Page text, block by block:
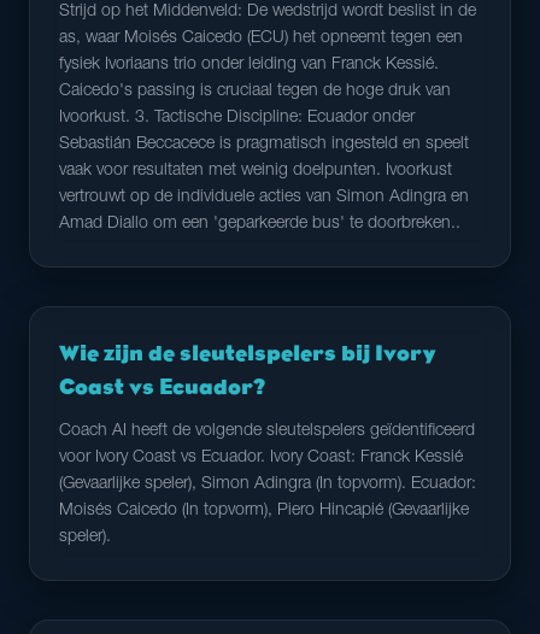
Strijd op het Middenveld: De wedstrijd wordt beslist in de
as, waar Moisés Caicedo (ECU) het opneemt tegen een
fysiek Ivoriaans trio onder leiding van Franck Kessié.
Caicedo's passing is cruciaal tegen de hoge druk van
Ivoorkust. 3. Tactische Discipline: Ecuador onder
Sebastián Beccacece is pragmatisch ingesteld en speelt
vaak voor resultaten met weinig doelpunten. Ivoorkust
vertrouwt op de individuele acties van Simon Adingra en
Amad Diallo om een 'geparkeerde bus' te doorbreken..
Wie zijn de sleutelspelers bij Ivory
Coast vs Ecuador?
Coach AI heeft de volgende sleutelspelers geïdentificeerd
voor Ivory Coast vs Ecuador. Ivory Coast: Franck Kessié
(Gevaarlijke speler), Simon Adingra (In topvorm). Ecuador:
Moisés Caicedo (In topvorm), Piero Hincapié (Gevaarlijke
speler).